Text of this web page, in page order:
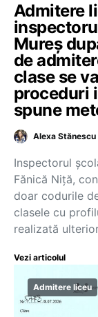
Admitere
Mureș
de
clase se
proceduri
spune
Alexa Stănescu
Inspectorul
Fănică Niţă,
doar codurile
clasele cu
realizată
Vezi articolul
Admitere liceu